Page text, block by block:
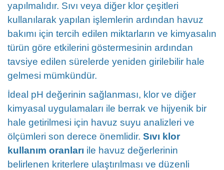
yapılmalıdır. Sıvı veya diğer klor çeşitleri
kullanılarak yapılan işlemlerin ardından havuz
bakımı için tercih edilen miktarların ve kimyasalın
türün göre etkilerini göstermesinin ardından
tavsiye edilen sürelerde yeniden girilebilir hale
gelmesi mümkündür.
İdeal pH değerinin sağlanması, klor ve diğer
kimyasal uygulamaları ile berrak ve hijyenik bir
hale getirilmesi için havuz suyu analizleri ve
ölçümleri son derece önemlidir. Sıvı klor
kullanım oranları ile havuz değerlerinin
belirlenen kriterlere ulaştırılması ve düzenli